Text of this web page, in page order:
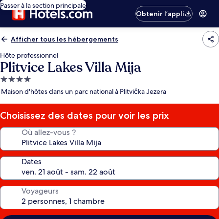
Passer à la section principale
Obtenir l’appli
Afficher tous les hébergements
Hôte professionnel
Plitvice Lakes Villa Mija
Hébergement
4.0 étoiles
Maison d'hôtes dans un parc national à Plitvička Jezera
Choisissez des dates pour voir les prix
Où allez-vous ?
Dates
Voyageurs